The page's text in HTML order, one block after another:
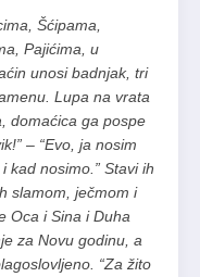
Šćipama,
Pajićima, u
unosi badnjak, tri
Lupa na vrata
domaćica ga pospe
– “Evo, ja nosim
kad nosimo.” Stavi ih
slamom, ječmom i
Oca i Sina i Duha
za Novu godinu, a
“Za žito